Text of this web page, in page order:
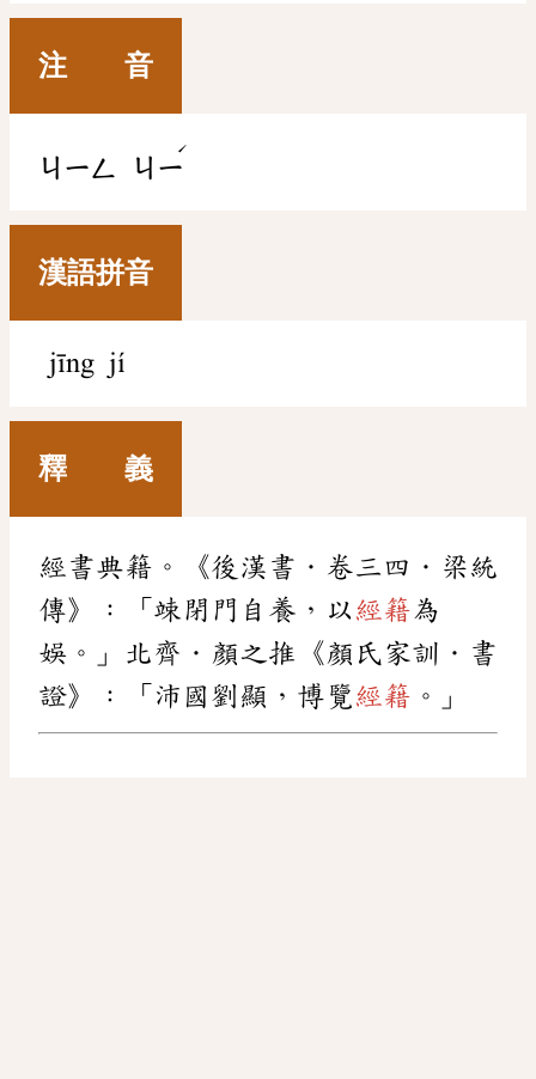
注 音
ㄐㄧㄥ ㄐㄧ
ˊ
漢語拼音
jīng jí
釋 義
經書典籍。《後漢書．卷三四．梁統
傳》：「竦閉門自養，以經籍為
娛。」北齊．顏之推《顏氏家訓．書
證》：「沛國劉顯，博覽經籍 。」